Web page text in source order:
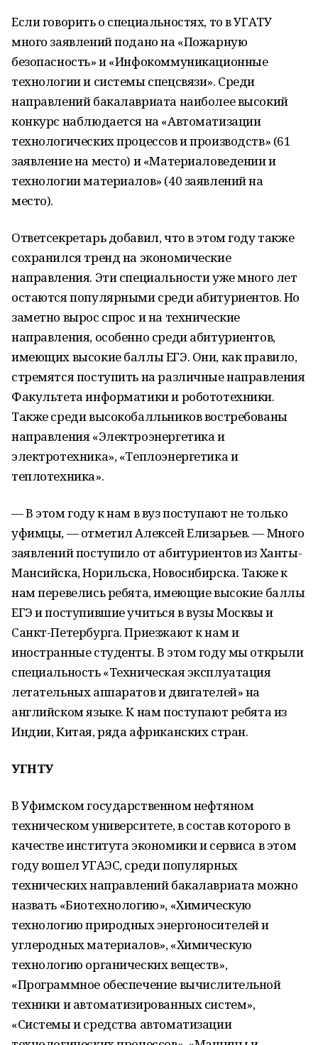
Если говорить о специальностях, то в УГАТУ
много заявлений подано на «Пожарную
безопасность» и «Инфокоммуникационные
технологии и системы спецсвязи». Среди
направлений бакалавриата наиболее высокий
конкурс наблюдается на «Автоматизации
технологических процессов и производств» (61
заявление на место) и «Материаловедении и
технологии материалов» (40 заявлений на
место).
Ответсекретарь добавил, что в этом году также
сохранился тренд на экономические
направления. Эти специальности уже много лет
остаются популярными среди абитуриентов. Но
заметно вырос спрос и на технические
направления, особенно среди абитуриентов,
имеющих высокие баллы ЕГЭ. Они, как правило,
стремятся поступить на различные направления
Факультета информатики и робототехники.
Также среди высокобалльников востребованы
направления «Электроэнергетика и
электротехника», «Теплоэнергетика и
теплотехника».
— В этом году к нам в вуз поступают не только
уфимцы, — отметил Алексей Елизарьев. — Много
заявлений поступило от абитуриентов из Ханты-
Мансийска, Норильска, Новосибирска. Также к
нам перевелись ребята, имеющие высокие баллы
ЕГЭ и поступившие учиться в вузы Москвы и
Санкт-Петербурга. Приезжают к нам и
иностранные студенты. В этом году мы открыли
специальность «Техническая эксплуатация
летательных аппаратов и двигателей» на
английском языке. К нам поступают ребята из
Индии, Китая, ряда африканских стран.
УГНТУ
В Уфимском государственном нефтяном
техническом университете, в состав которого в
качестве института экономики и сервиса в этом
году вошел УГАЭС, среди популярных
технических направлений бакалавриата можно
назвать «Биотехнологию», «Химическую
технологию природных энергоносителей и
углеродных материалов», «Химическую
технологию органических веществ»,
«Программное обеспечение вычислительной
техники и автоматизированных систем»,
«Системы и средства автоматизации